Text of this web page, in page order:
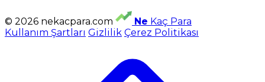
© 2026 nekacpara.com Ne Kaç Para
Kullanım Şartları Gizlilik Çerez Politikası